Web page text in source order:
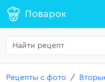
Поварок
Рецепты с фото